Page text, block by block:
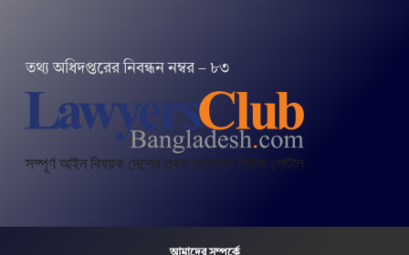
তথ‌্য অ‌ধিদপ্ত‌রের নিবন্ধন নম্বর – ৮৩